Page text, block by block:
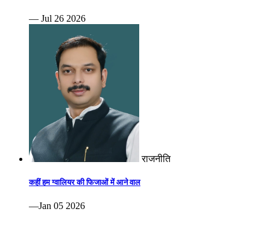
— Jul 26 2026
राजनीति
कहीं हम ग्वालियर की फिजाओं में आने वाल
—Jan 05 2026